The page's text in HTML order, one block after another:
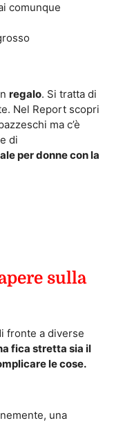
comunque
regalo. Si tratta di
Nel Report scopri
ma c’è
di
per donne con la
sulla
fronte a diverse
fica stretta sia il
le cose.
una